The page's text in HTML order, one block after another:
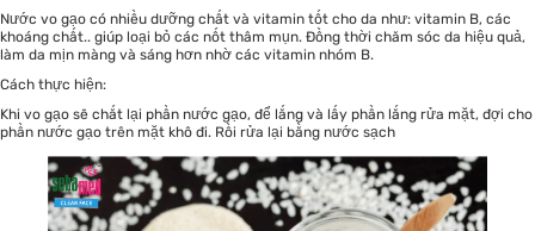
Nước vo gạo có nhiều dưỡng chất và vitamin tốt cho da như: vitamin B, các
khoáng chất.. giúp loại bỏ các nốt thâm mụn. Đồng thời chăm sóc da hiệu quả,
làm da mịn màng và sáng hơn nhờ các vitamin nhóm B.
Cách thực hiện:
Khi vo gạo sẽ chắt lại phần nước gạo, để lắng và lấy phần lắng rửa mặt, đợi cho
phần nước gạo trên mặt khô đi. Rồi rửa lại bằng nước sạch